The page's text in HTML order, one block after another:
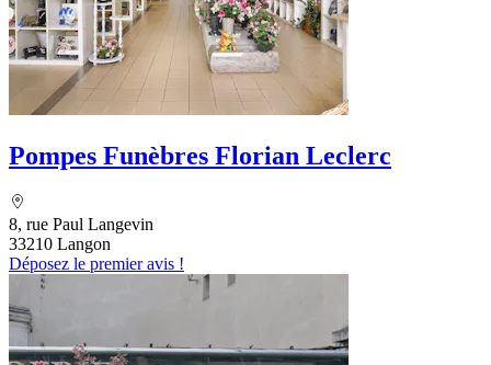
Pompes Funèbres Florian Leclerc
8, rue Paul Langevin
33210 Langon
Déposez le premier avis !